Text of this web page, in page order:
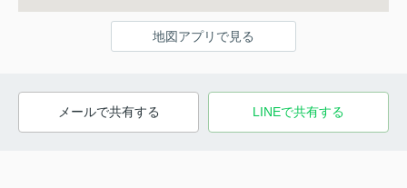
地図アプリで見る
メールで共有する LINEで共有する